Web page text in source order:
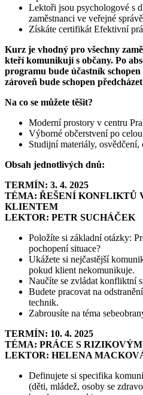
Lektoři jsou psychologové s
zaměstnanci ve veřejné správě
Získáte certifikát Efektivní
Kurz je vhodný pro všechny
kteří komunikují s občany. Po
programu bude účastník
zároveň bude schopen
Na co se můžete těšit?
Moderní prostory v centru
Výborné občerstvení po
Studijní materiály,
Obsah jednotlivých dnů:
TERMÍN: 3. 4. 2025
TÉMA: ŘEŠENÍ KONFLIKTŮ
KLIENTEM
LEKTOR: PETR SUCHÁČEK
Položíte si základní otázky:
pochopení situace?
Ukážete si nejčastější
pokud klient nekomunikuje.
Naučíte se zvládat konfliktní
Budete pracovat na
technik.
Zabrousíte na téma
TERMÍN: 10. 4. 2025
TÉMA: PRÁCE S
LEKTOR: HELENA
Definujete si specifika
(děti, mládež, osoby se